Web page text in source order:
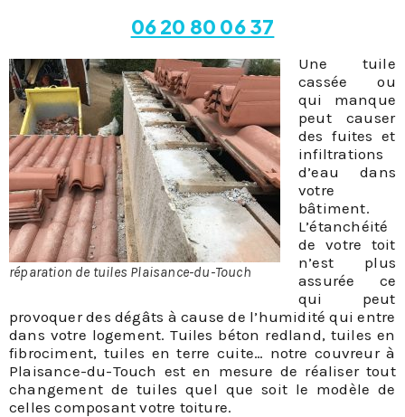
06 20 80 06 37
réparation de tuiles Plaisance-du-Touch
Une tuile
cassée ou
qui manque
peut causer
des fuites et
infiltrations
d’eau dans
votre
bâtiment.
L’étanchéité
de votre toit
n’est plus
assurée ce
qui peut
provoquer des dégâts à cause de l’humidité qui entre
dans votre logement. Tuiles béton redland, tuiles en
fibrociment, tuiles en terre cuite… notre couvreur à
Plaisance-du-Touch est en mesure de réaliser tout
changement de tuiles quel que soit le modèle de
celles composant votre toiture.